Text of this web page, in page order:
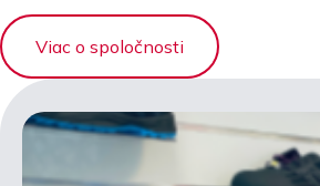
Viac o spoločnosti